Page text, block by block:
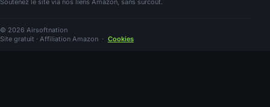
Soutenez le site via nos liens Amazon, sans surcoût.
© 2026 Airsoftnation
Site gratuit · Affiliation Amazon · Cookies